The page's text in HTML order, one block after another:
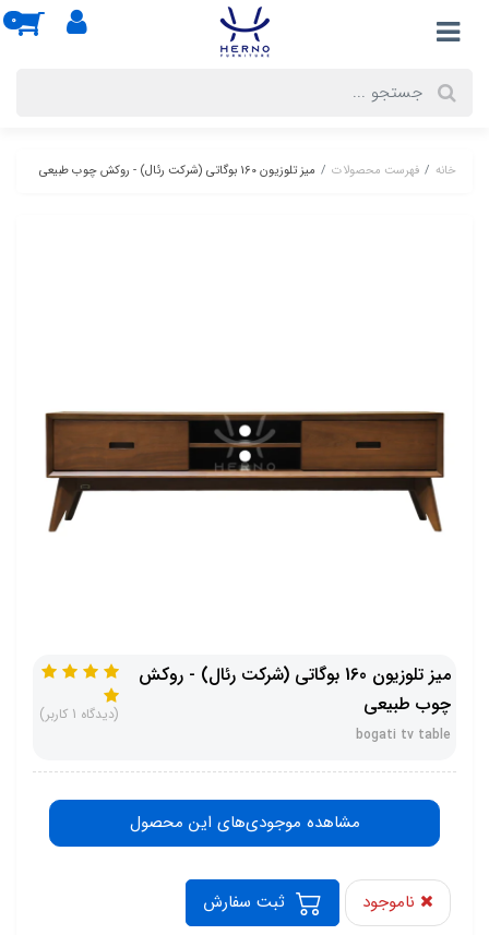
0
خانه فهرست محصولات میز تلوزیون 160 بوگاتی (شرکت رئال) - روکش چوب طبیعی
میز تلوزیون 160 بوگاتی (شرکت رئال) - روکش
چوب طبیعی
bogati tv table
(دیدگاه 1 کاربر)
مشاهده موجودی‌های این محصول
ناموجود
ثبت سفارش